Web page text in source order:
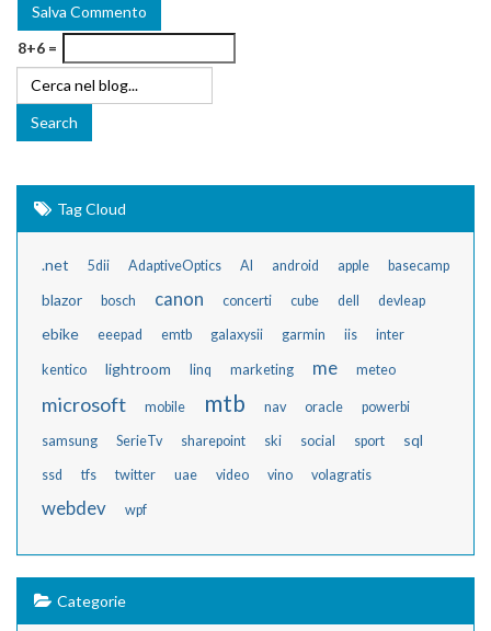
8+6 =
Tag Cloud
.net 5dii AdaptiveOptics AI android apple basecamp
blazor bosch canon concerti cube dell devleap
ebike eeepad emtb galaxysii garmin iis inter
kentico lightroom linq marketing me meteo
microsoft mobile mtb nav oracle powerbi
samsung SerieTv sharepoint ski social sport sql
ssd tfs twitter uae video vino volagratis
webdev wpf
Categorie